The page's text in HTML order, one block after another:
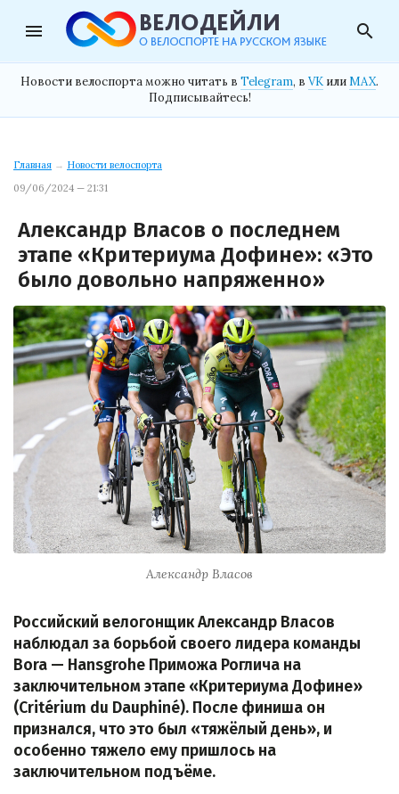
menu search
Новости велоспорта можно читать в Telegram, в VK илиMAX.
Подписывайтесь!
Главная → Новости велоспорта
09/06/2024 — 21:31
Александр Власов о последнем
этапе «Критериума Дофине»: «Это
было довольно напряженно»
Александр Власов
Российский велогонщик Александр Власов
наблюдал за борьбой своего лидера команды
Bora — Hansgrohe Приможа Роглича на
заключительном этапе «Критериума Дофине»
(Critérium du Dauphiné). После финиша он
признался, что это был «тяжёлый день», и
особенно тяжело ему пришлось на
заключительном подъёме.